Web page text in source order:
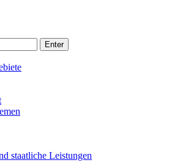
Enter
staatliche Leistungen